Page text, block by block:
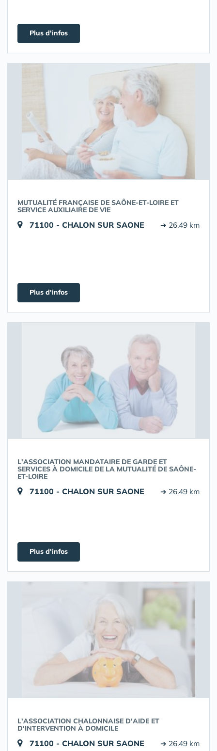
Plus d'infos
MUTUALITÉ FRANÇAISE DE SAÔNE-ET-LOIRE ET
SERVICE AUXILIAIRE DE VIE
71100 - CHALON SUR SAONE ➔ 26.49 km
Plus d'infos
L'ASSOCIATION MANDATAIRE DE GARDE ET
SERVICES À DOMICILE DE LA MUTUALITÉ DE SAÔNE-
ET-LOIRE
71100 - CHALON SUR SAONE ➔ 26.49 km
Plus d'infos
L'ASSOCIATION CHALONNAISE D'AIDE ET
D'INTERVENTION À DOMICILE
71100 - CHALON SUR SAONE ➔ 26.49 km